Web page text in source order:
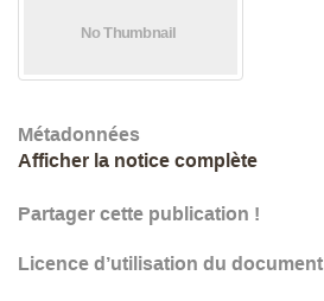
Métadonnées
Afficher la notice complète
Partager cette publication !
Licence d’utilisation du document